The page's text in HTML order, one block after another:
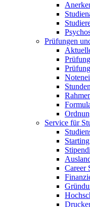
Prüfungen
Service für
Career